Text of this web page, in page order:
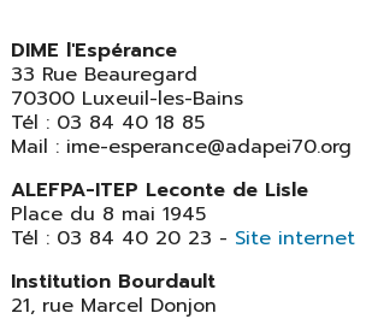
DIME l'Espérance
33 Rue Beauregard
70300 Luxeuil-les-Bains
Tél : 03 84 40 18 85
Mail : ime-esperance@adapei70.org
ALEFPA-ITEP Leconte de Lisle
Place du 8 mai 1945
Tél : 03 84 40 20 23 - Site internet
Institution Bourdault
21, rue Marcel Donjon